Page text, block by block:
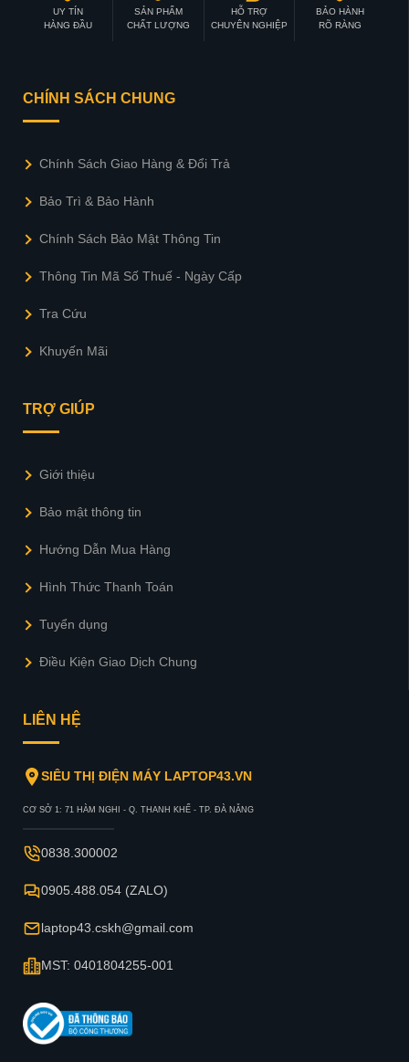
UY TÍN
HÀNG ĐẦU
SẢN PHẨM
CHẤT LƯỢNG
HỖ TRỢ
CHUYÊN NGHIỆP
BẢO HÀNH
RÕ RÀNG
CHÍNH SÁCH CHUNG
Chính Sách Giao Hàng & Đổi Trả
Bảo Trì & Bảo Hành
Chính Sách Bảo Mật Thông Tin
Thông Tin Mã Số Thuế - Ngày Cấp
Tra Cứu
Khuyến Mãi
TRỢ GIÚP
Giới thiệu
Bảo mật thông tin
Hướng Dẫn Mua Hàng
Hình Thức Thanh Toán
Tuyển dụng
Điều Kiện Giao Dịch Chung
LIÊN HỆ
SIÊU THỊ ĐIỆN MÁY LAPTOP43.VN
CƠ SỞ 1: 71 HÀM NGHI - Q. THANH KHẾ - TP. ĐÀ NẴNG
0838.300002
0905.488.054 (ZALO)
laptop43.cskh@gmail.com
MST: 0401804255-001